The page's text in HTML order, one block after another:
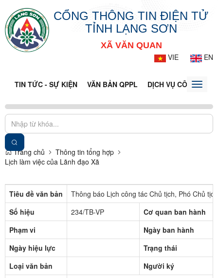
CỔNG THÔNG TIN ĐIỆN TỬ
TỈNH LẠNG SƠN
XÃ VĂN QUAN
VIE
EN
TIN TỨC - SỰ KIỆN VĂN BẢN QPPL DỊCH VỤ CÔNGToggle
Trang chủ
Thông tin tổng hợp
Lịch làm việc của Lãnh đạo Xã
Tiêu đề văn bản
Thông báo Lịch công tác Chủ tịch, Phó Chủ
Số hiệu
234/TB-VP
Cơ quan ban hành
Phạm vi
Ngày ban hành
Ngày hiệu lực
Trạng thái
Loại văn bản
Người ký